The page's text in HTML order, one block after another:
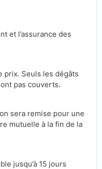
et l’assurance des
prix. Seuls les dégâts
pas couverts.
sera remise pour une
mutuelle à la fin de la
jusqu’à 15 jours